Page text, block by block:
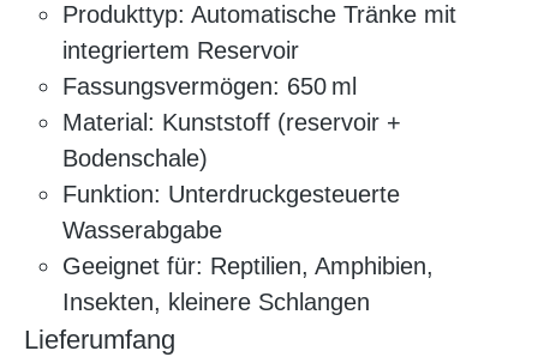
Produkttyp: Automatische Tränke mit
integriertem Reservoir
Fassungsvermögen: 650 ml
Material: Kunststoff (reservoir +
Bodenschale)
Funktion: Unterdruckgesteuerte
Wasserabgabe
Geeignet für: Reptilien, Amphibien,
Insekten, kleinere Schlangen
Lieferumfang